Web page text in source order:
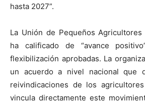
hasta 2027”.
La Unión de Pequeños Agricultores
ha calificado de “avance
flexibilización aprobadas. La
un acuerdo a nivel nacional que
reivindicaciones de los
vincula directamente este